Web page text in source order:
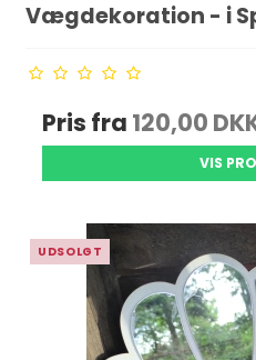
Vægdekoration - i
Pris fra 120,00
VIS
UDSOLGT